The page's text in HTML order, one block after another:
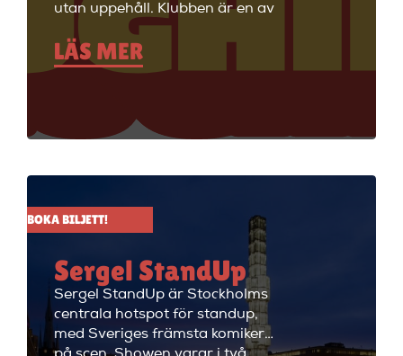
utan uppehåll. Klubben är en av
Stockholms äldsta
standupklubbar och är känd för
att ha de bästa komikerna i
välkommen till Big Ben Stand
LÄS MER
BOKA BILJETT!
Sergel StandUp
Sergel StandUp är Stockholms
centrala hotspot för standup,
med Sveriges främsta komiker